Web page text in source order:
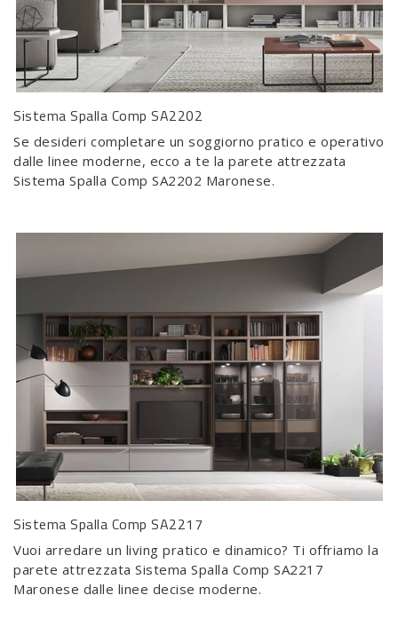
Sistema Spalla Comp SA2202
Se desideri completare un soggiorno pratico e operativo
dalle linee moderne, ecco a te la parete attrezzata
Sistema Spalla Comp SA2202 Maronese.
Sistema Spalla Comp SA2217
Vuoi arredare un living pratico e dinamico? Ti offriamo la
parete attrezzata Sistema Spalla Comp SA2217
Maronese dalle linee decise moderne.